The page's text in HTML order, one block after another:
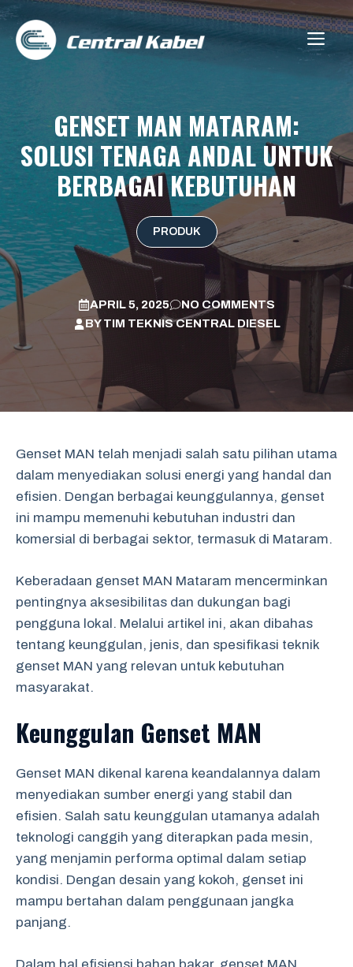
Skip
content
GENSET MAN MATARAM:
SOLUSI TENAGA ANDAL UNTUK
BERBAGAI KEBUTUHAN
PRODUK
APRIL 5, 2025
NO COMMENTS
BYTIM TEKNIS CENTRAL DIESEL
Genset MAN telah menjadi salah satu pilihan utama
dalam menyediakan solusi energi yang handal dan
efisien. Dengan berbagai keunggulannya, genset
ini mampu memenuhi kebutuhan industri dan
komersial di berbagai sektor, termasuk di Mataram.
Keberadaan genset MAN Mataram mencerminkan
pentingnya aksesibilitas dan dukungan bagi
pengguna lokal. Melalui artikel ini, akan dibahas
tentang keunggulan, jenis, dan spesifikasi teknik
genset MAN yang relevan untuk kebutuhan
masyarakat.
Keunggulan Genset MAN
Genset MAN dikenal karena keandalannya dalam
menyediakan sumber energi yang stabil dan
efisien. Salah satu keunggulan utamanya adalah
teknologi canggih yang diterapkan pada mesin,
yang menjamin performa optimal dalam setiap
kondisi. Dengan desain yang kokoh, genset ini
mampu bertahan dalam penggunaan jangka
panjang.
Dalam hal efisiensi bahan bakar, genset MAN